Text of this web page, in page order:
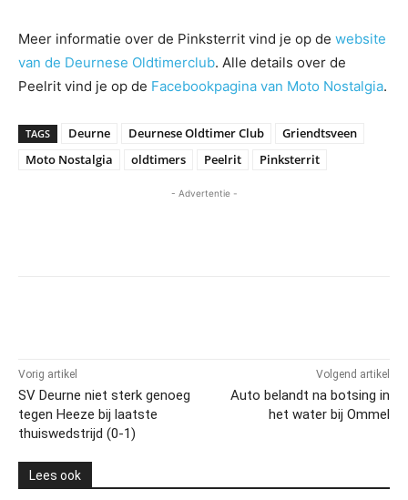
Meer informatie over de Pinksterrit vind je op de website
van de Deurnese Oldtimerclub. Alle details over de
Peelrit vind je op de Facebookpagina van Moto Nostalgia.
TAGS Deurne Deurnese Oldtimer Club
Griendtsveen
Moto Nostalgia
oldtimers Peelrit Pinksterrit
- Advertentie -
Vorig artikel
SV Deurne niet sterk genoeg
tegen Heeze bij laatste
thuiswedstrijd (0-1)
Volgend artikel
Auto belandt na botsing in
het water bij Ommel
Lees ook